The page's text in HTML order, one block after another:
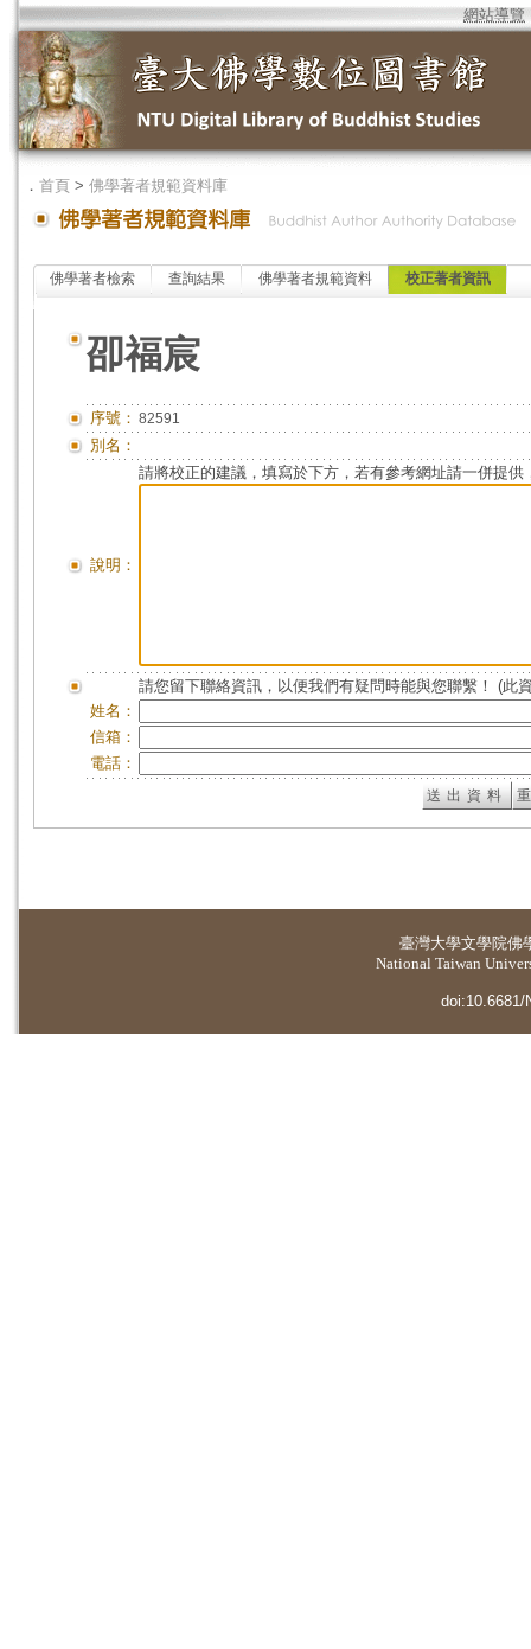
網站導覽
． 首頁 > 佛學著者規範資料庫
佛學著者檢索 查詢結果 佛學著者規範資料 校正著者資訊
卲福宸
序號： 82591
別名：
說明：
請將校正的建議，填寫於下方，若有參考網址請一併提供
請您留下聯絡資訊，以便我們有疑問時能與您聯繫！ (此
姓名：
信箱：
電話：
臺灣大學文學院佛
National Taiwan
doi:10.6681/